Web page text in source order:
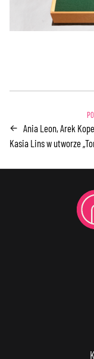
← Ania Leon, Arek
Kasia Lins w utworze